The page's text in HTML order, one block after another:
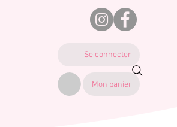
Se connecter
Mon panier